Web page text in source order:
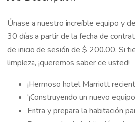
Únase a nuestro increíble equipo y
30 días a partir de la fecha de
de inicio de sesión de $ 200.00. Si
limpieza, ¡queremos saber de usted!
¡Hermoso hotel Marriott
'¡Construyendo un nuevo
Entra y prepara la habitación